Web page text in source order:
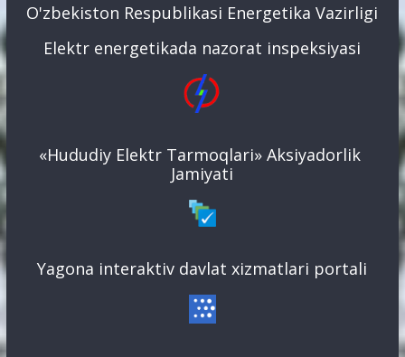
O'zbekiston Respublikasi Energetika Vazirligi
Elektr energetikada nazorat inspeksiyasi
«Hududiy Elektr Tarmoqlari» Aksiyadorlik
Jamiyati
Yagona interaktiv davlat xizmatlari portali